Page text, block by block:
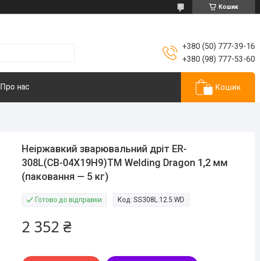
Кошик
+380 (50) 777-39-16
+380 (98) 777-53-60
Про нас Кошик
Неіржавкий зварювальний дріт ER-
308L(СВ-04Х19Н9)TM Welding Dragon 1,2 мм
(паковання — 5 кг)
Готово до відправки Код:SS308L.12.5.WD
2 352 ₴